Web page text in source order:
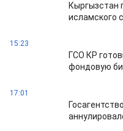
Кыргызстан
исламского
15:23
ГСО КР
фондовую
17:01